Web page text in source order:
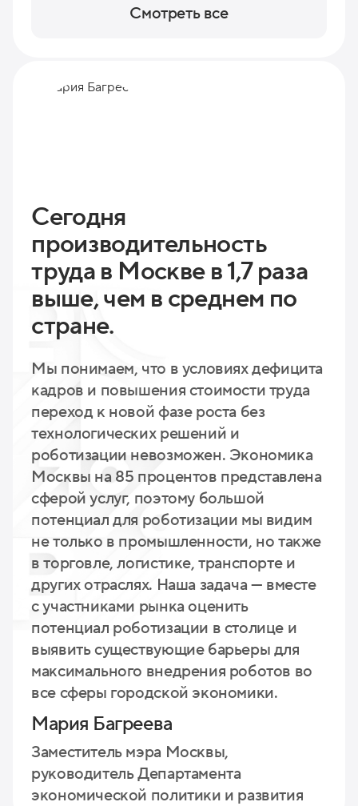
Смотреть все
Сегодня
производительность
труда в Москве в 1,7 раза
выше, чем в среднем по
стране.
Мы понимаем, что в условиях дефицита
кадров и повышения стоимости труда
переход к новой фазе роста без
технологических решений и
роботизации невозможен. Экономика
Москвы на 85 процентов представлена
сферой услуг, поэтому большой
потенциал для роботизации мы видим
не только в промышленности, но также
в торговле, логистике, транспорте и
других отраслях. Наша задача — вместе
с участниками рынка оценить
потенциал роботизации в столице и
выявить существующие барьеры для
максимального внедрения роботов во
все сферы городской экономики.
Мария Багреева
Заместитель мэра Москвы,
руководитель Департамента
экономической политики и развития